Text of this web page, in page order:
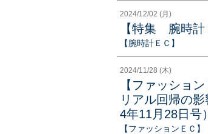
2024/12/02 (月)
【特集 腕時計
【腕時計ＥＣ】
2024/11/28 (木)
【ファッショ
リアル回帰の
4年11月28日号）
【ファッションＥＣ】